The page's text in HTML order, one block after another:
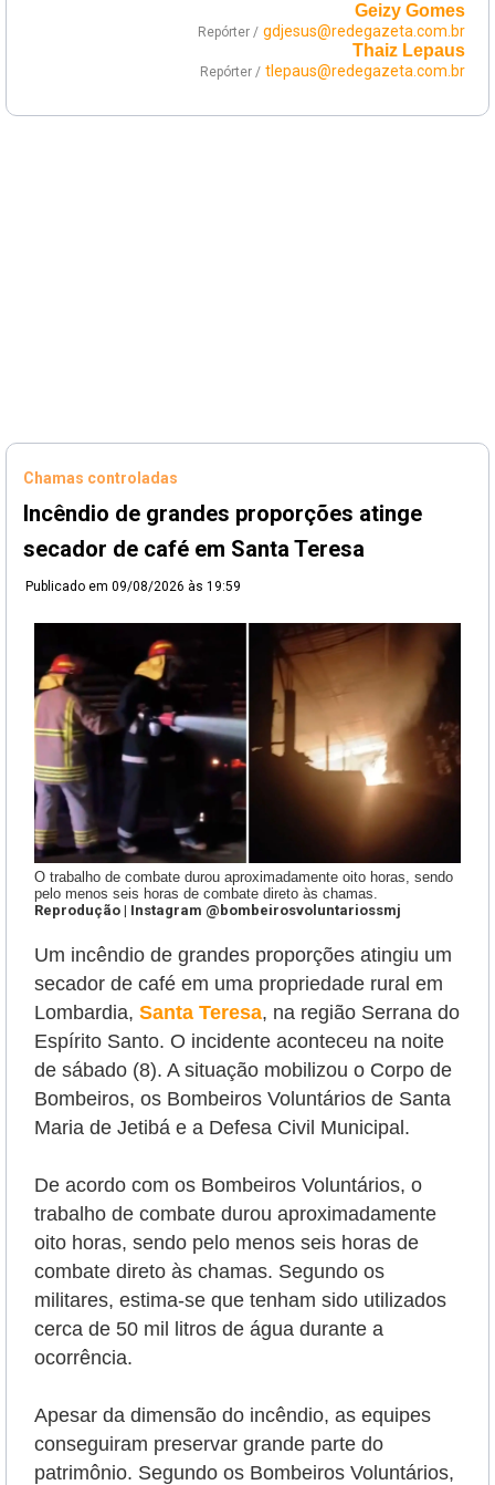
Geizy Gomes
Repórter / gdjesus@redegazeta.com.br
Thaiz Lepaus
Repórter / tlepaus@redegazeta.com.br
Chamas controladas
Incêndio de grandes proporções atinge
secador de café em Santa Teresa
Publicado em 09/08/2026 às 19:59
O trabalho de combate durou aproximadamente oito horas, sendo
pelo menos seis horas de combate direto às chamas.
Reprodução | Instagram @bombeirosvoluntariossmj
Um incêndio de grandes proporções atingiu um
secador de café em uma propriedade rural em
Lombardia, Santa Teresa, na região Serrana do
Espírito Santo. O incidente aconteceu na noite
de sábado (8). A situação mobilizou o Corpo de
Bombeiros, os Bombeiros Voluntários de Santa
Maria de Jetibá e a Defesa Civil Municipal.
De acordo com os Bombeiros Voluntários, o
trabalho de combate durou aproximadamente
oito horas, sendo pelo menos seis horas de
combate direto às chamas. Segundo os
militares, estima-se que tenham sido utilizados
cerca de 50 mil litros de água durante a
ocorrência.
Apesar da dimensão do incêndio, as equipes
conseguiram preservar grande parte do
patrimônio. Segundo os Bombeiros Voluntários,